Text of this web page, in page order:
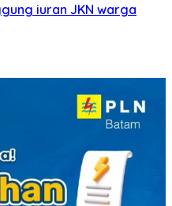
iuran JKN warga